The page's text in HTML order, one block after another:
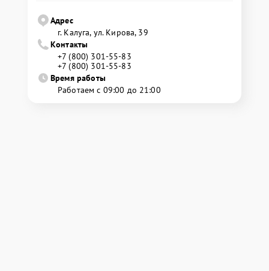
Адрес
г. Калуга, ул. Кирова, 39
Контакты
+7 (800) 301-55-83
+7 (800) 301-55-83
Время работы
Работаем с 09:00 до 21:00